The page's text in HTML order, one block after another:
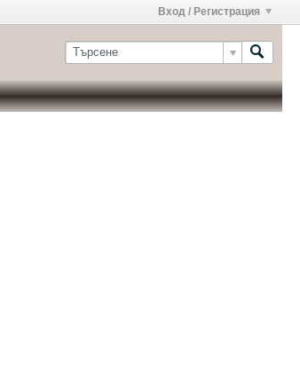
Вход / Регистрация